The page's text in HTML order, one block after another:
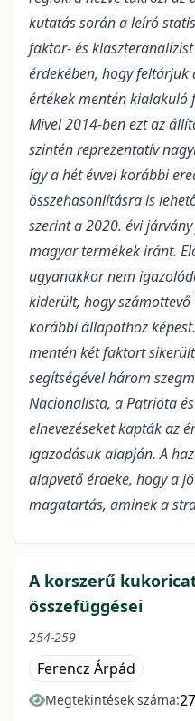
kutatás során a leíró
faktor- és
érdekében, hogy
értékek mentén kialakuló
Mivel 2014-ben ezt az
szintén reprezentatív
így a hét évvel korábbi
összehasonlításra is
szerint a 2020. évi
magyar termékek iránt.
ugyanakkor nem
kiderült, hogy
korábbi állapothoz képest.
mentén két faktort
segítségével három
Nacionalista, a Patrióta
elnevezéseket kapták az
igazodásuk alapján. A
alapvető érdeke, hogy a
magatartás, aminek a
A korszerű
összefüggései
254-259
Ferencz Árpád
Megtekintések száma: